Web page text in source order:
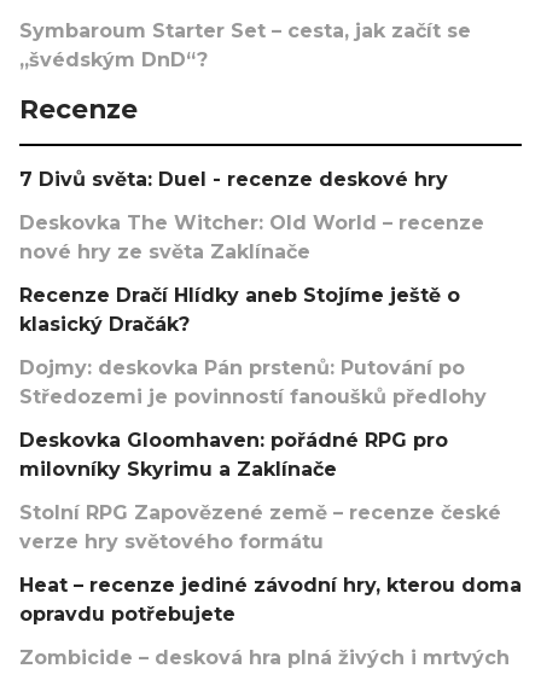
Symbaroum Starter Set – cesta, jak začít se
„švédským DnD“?
Recenze
7 Divů světa: Duel - recenze deskové hry
Deskovka The Witcher: Old World – recenze
nové hry ze světa Zaklínače
Recenze Dračí Hlídky aneb Stojíme ještě o
klasický Dračák?
Dojmy: deskovka Pán prstenů: Putování po
Středozemi je povinností fanoušků předlohy
Deskovka Gloomhaven: pořádné RPG pro
milovníky Skyrimu a Zaklínače
Stolní RPG Zapovězené země – recenze české
verze hry světového formátu
Heat – recenze jediné závodní hry, kterou doma
opravdu potřebujete
Zombicide – desková hra plná živých i mrtvých